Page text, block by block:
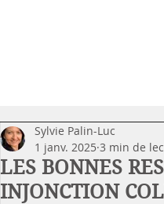
LES BONNES
INJONCTION
Sylvie Palin-Luc
1 janv. 2025 3 min de